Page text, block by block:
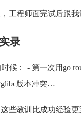
工程师面完试后跟
录
候： - 第一次用go
版本冲突…
些教训比成功经验更